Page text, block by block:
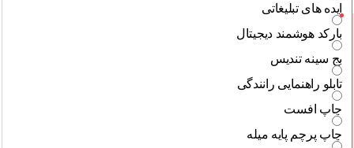
ایده های تبلیغاتی
بارکد هوشمند دیجیتال
بج سینه تندیس
تابلو راهنمایی رانندگی
چاپ افست
چاپ پرچم پایه میله